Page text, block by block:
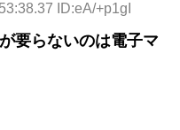
ID:eA/+p1gI
要らないのは電子マ